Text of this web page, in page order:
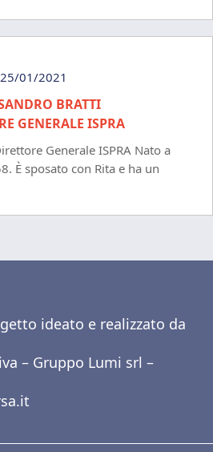
25/01/2021
BRATTI
GENERALE ISPRA
Generale ISPRA Nato a
È sposato con Rita e ha un
ideato e realizzato da
– Gruppo Lumi srl –